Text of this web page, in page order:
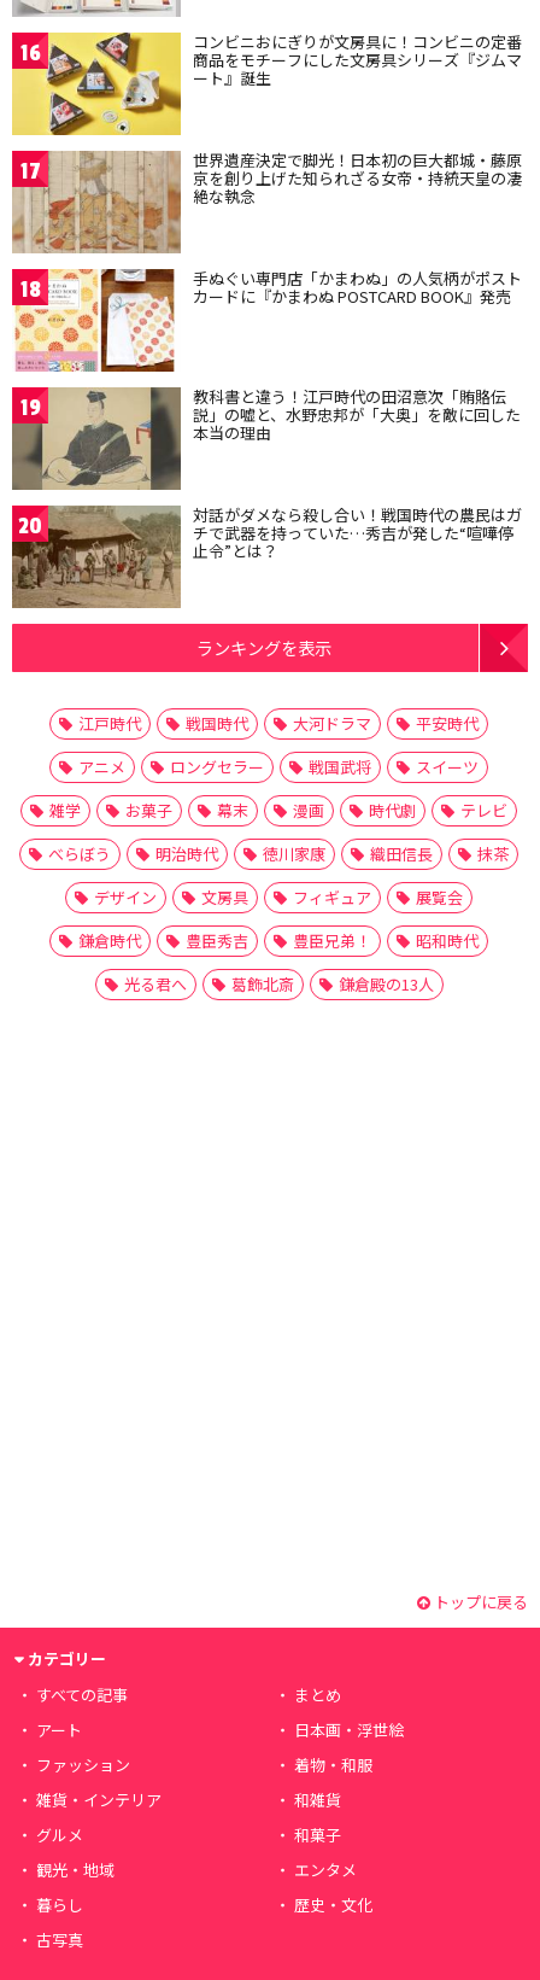
16 コンビニおにぎりが文房具に！コンビニの定番
商品をモチーフにした文房具シリーズ『ジムマ
ート』誕生
17 世界遺産決定で脚光！日本初の巨大都城・藤原
京を創り上げた知られざる女帝・持統天皇の凄
絶な執念
18 手ぬぐい専門店「かまわぬ」の人気柄がポスト
カードに『かまわぬ POSTCARD BOOK』発売
19 教科書と違う！江戸時代の田沼意次「賄賂伝
説」の嘘と、水野忠邦が「大奥」を敵に回した
本当の理由
20 対話がダメなら殺し合い！戦国時代の農民はガ
チで武器を持っていた…秀吉が発した“喧嘩停
止令”とは？
ランキングを表示
江戸時代 戦国時代 大河ドラマ
平安時代
アニメ
ロングセラー 戦国武将
スイーツ
雑学
お菓子 幕末 漫画 時代劇
テレビ
べらぼう
明治時代 徳川家康 織田信長
抹茶
デザイン
文房具 フィギュア
展覧会
鎌倉時代
豊臣秀吉 豊臣兄弟！
昭和時代
光る君へ
葛飾北斎 鎌倉殿の13人
トップに戻る
カテゴリー
すべての記事
まとめ
アート
日本画・浮世絵
ファッション
着物・和服
雑貨・インテリア
和雑貨
グルメ
和菓子
観光・地域
エンタメ
暮らし
歴史・文化
古写真